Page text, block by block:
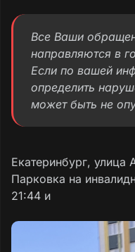
Все Ваши
направляются в
Если по вашей
определить
может быть не
Екатеринбург, улица
Парковка на
21:44 и